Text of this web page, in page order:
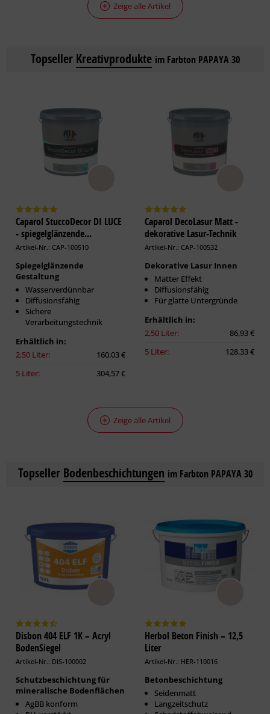
Zeige alle Artikel
Topseller Kreativprodukte im Farbton PAPAYA 30
Caparol StuccoDecor DI LUCE
- spiegelglänzende...
Artikel-Nr.: CAP-100510
Spiegelglänzende
Gestaltung
Wasserverdünnbar
Diffusionsfähig
Sichere
Verarbeitungstechnik
Erhältlich in:
2,50 Liter:
160,03 €
5 Liter:
304,57 €
Caparol DecoLasur Matt -
dekorative Lasur-Technik
Artikel-Nr.: CAP-100532
Dekorative Lasur Innen
Matter Effekt
Diffusionsfähig
Für glatte Untergründe
Erhältlich in:
2,50 Liter:
86,93 €
5 Liter:
128,33 €
Zeige alle Artikel
Topseller Bodenbeschichtungen im Farbton PAPAYA 30
Disbon 404 ELF 1K – Acryl
BodenSiegel
Artikel-Nr.: DIS-100002
Schutzbeschichtung für
mineralische Bodenflächen
AgBB konform
Herbol Beton Finish – 12,5
Liter
Artikel-Nr.: HER-110016
Betonbeschichtung
Seidenmatt
Langzeitschutz